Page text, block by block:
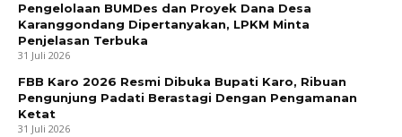
Pengelolaan BUMDes dan Proyek Dana Desa
Karanggondang Dipertanyakan, LPKM Minta
Penjelasan Terbuka
31 Juli 2026
FBB Karo 2026 Resmi Dibuka Bupati Karo, Ribuan
Pengunjung Padati Berastagi Dengan Pengamanan
Ketat
31 Juli 2026